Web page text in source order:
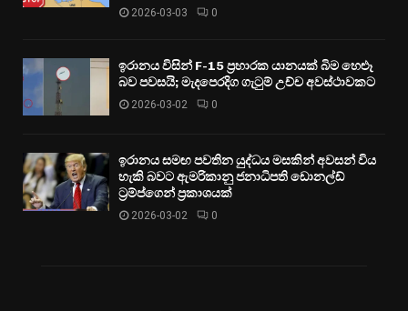
2026-03-03 0
ඉරානය විසින් F-15 ප්‍රහාරක යානයක් බිම හෙළූ
බව පවසයි; මැදපෙරදිග ගැටුම් උච්ච අවස්ථාවකට
2026-03-02 0
ඉරානය සමඟ පවතින යුද්ධය මසකින් අවසන් විය
හැකි බවට ඇමරිකානු ජනාධිපති ඩොනල්ඩ්
ට්‍රම්ප්ගෙන් ප්‍රකාශයක්
2026-03-02 0